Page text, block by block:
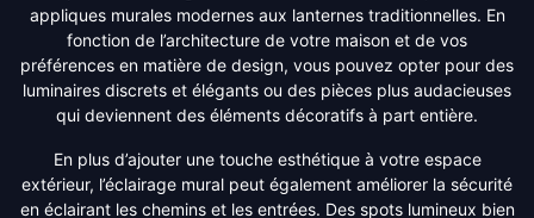
appliques murales modernes aux lanternes traditionnelles. En
fonction de l’architecture de votre maison et de vos
préférences en matière de design, vous pouvez opter pour des
luminaires discrets et élégants ou des pièces plus audacieuses
qui deviennent des éléments décoratifs à part entière.
En plus d’ajouter une touche esthétique à votre espace
extérieur, l’éclairage mural peut également améliorer la sécurité
en éclairant les chemins et les entrées. Des spots lumineux bien